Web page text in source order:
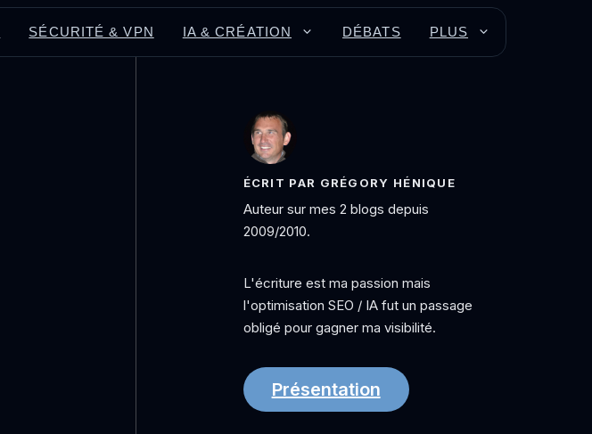
SÉCURITÉ & VPN IA & CRÉATION DÉBATS PLUS
ÉCRIT PAR GRÉGORY HÉNIQUE
Auteur sur mes 2 blogs depuis
2009/2010.
L'écriture est ma passion mais
l'optimisation SEO / IA fut un passage
obligé pour gagner ma visibilité.
Présentation